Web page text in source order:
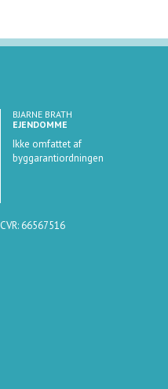
BJARNE BRATH
EJENDOMME
Ikke omfattet af
byggarantiordningen
CVR: 66567516